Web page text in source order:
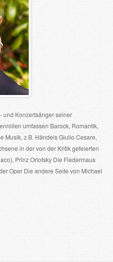
und Konzertsänger seiner
umfassen Barock, Romantik,
Musik, z.B. Händels Giulio Cesare,
in der von der Kritik gefeierten
Prinz Orlofsky Die Fledermaus
Oper Die andere Seite von Michael